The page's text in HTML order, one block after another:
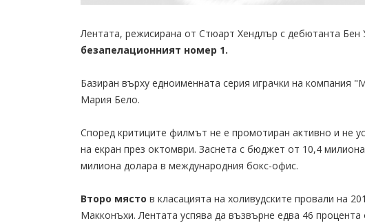
Лентата, режисирана от Стюарт Хендлър с дебютанта Бен
безапелационният номер 1.
Базиран върху едноименната серия играчки на компания
Мария Бело.
Според критиците филмът не е промотиран активно и не
на екран през октомври. Заснета с бюджет от 10,4
милиона долара в международния бокс-офис.
Второ място в класацията на холивудските провали на
Макконъхи. Лентата успява да възвърне едва 46